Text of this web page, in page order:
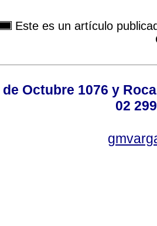
Este es un artículo
de Octubre 1076 y
02